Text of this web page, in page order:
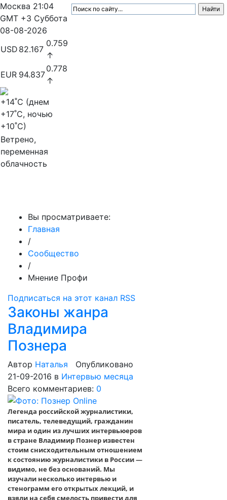
Москва 21:04
GMT +3 Суббота
08-08-2026
USD 82.167
0.759
↑
EUR 94.837
0.778
↑
+14˚C (днем
+17˚C, ночью
+10˚C)
Ветрено,
переменная
облачность
Вы просматриваете:
Главная
/
Сообщество
/
Мнение Профи
Подписаться на этот канал RSS
Законы жанра
Владимира
Познера
Автор Наталья
Опубликовано
21-09-2016 в Интервью месяца
Всего комментариев: 0
Легенда российской журналистики,
писатель, телеведущий, гражданин
мира и один из лучших интервьюеров
в стране Владимир Познер известен
стоим снисходительным отношением
к состоянию журналистики в России —
видимо, не без оснований. Мы
изучали несколько интервью и
стенограмм его открытых лекций, и
взяли на себя смелость привести для